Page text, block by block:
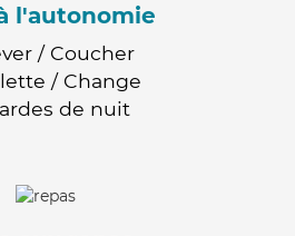
l'autonomie
/ Coucher
/ Change
de nuit